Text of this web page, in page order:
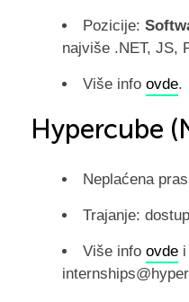
Pozicije:
najviše .NET, JS,
Više info ovde.
Hypercube
Neplaćena
Trajanje:
Više info ovdei